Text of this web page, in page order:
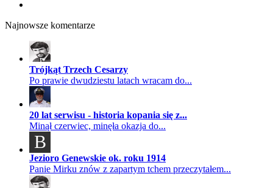
Najnowsze komentarze
Trójkąt Trzech Cesarzy
Po prawie dwudziestu latach wracam do...
20 lat serwisu - historia kopania się z...
Minął czerwiec, minęła okazja do...
B
Jezioro Genewskie ok. roku 1914
Panie Mirku znów z zapartym tchem przeczytałem...